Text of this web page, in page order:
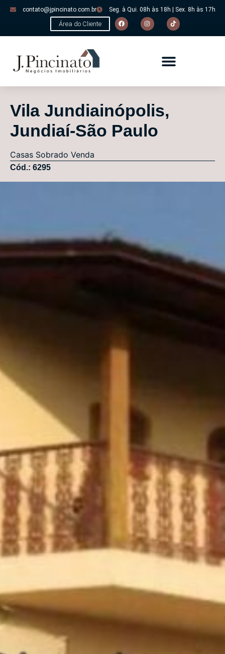
contato@jpincinato.com.br Seg. à Qui. 08h às 18h | Sex. 8h às 17h
Área do Cliente
Vila Jundiainópolis,
Jundiaí-São Paulo
Casas Sobrado Venda
Cód.: 6295